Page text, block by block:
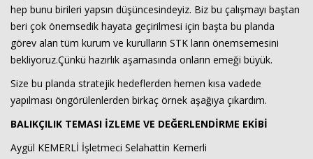
hep bunu birileri yapsın düşüncesindeyiz. Biz bu çalışmayı baştan
beri çok önemsedik hayata geçirilmesi için başta bu planda
görev alan tüm kurum ve kurulların STK ların önemsemesini
bekliyoruz.Çünkü hazırlık aşamasında onların emeği büyük.
Size bu planda stratejik hedeflerden hemen kısa vadede
yapılması öngörülenlerden birkaç örnek aşağıya çıkardım.
BALIKÇILIK TEMASI İZLEME VE DEĞERLENDİRME EKİBİ
Aygül KEMERLİ İşletmeci Selahattin Kemerli